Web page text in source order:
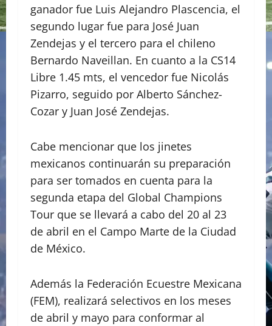
ganador fue Luis Alejandro Plascencia, el
segundo lugar fue para José Juan
Zendejas y el tercero para el chileno
Bernardo Naveillan. En cuanto a la CS14
Libre 1.45 mts, el vencedor fue Nicolás
Pizarro, seguido por Alberto Sánchez-
Cozar y Juan José Zendejas.
Cabe mencionar que los jinetes
mexicanos continuarán su preparación
para ser tomados en cuenta para la
segunda etapa del Global Champions
Tour que se llevará a cabo del 20 al 23
de abril en el Campo Marte de la Ciudad
de México.
Además la Federación Ecuestre Mexicana
(FEM), realizará selectivos en los meses
de abril y mayo para conformar al